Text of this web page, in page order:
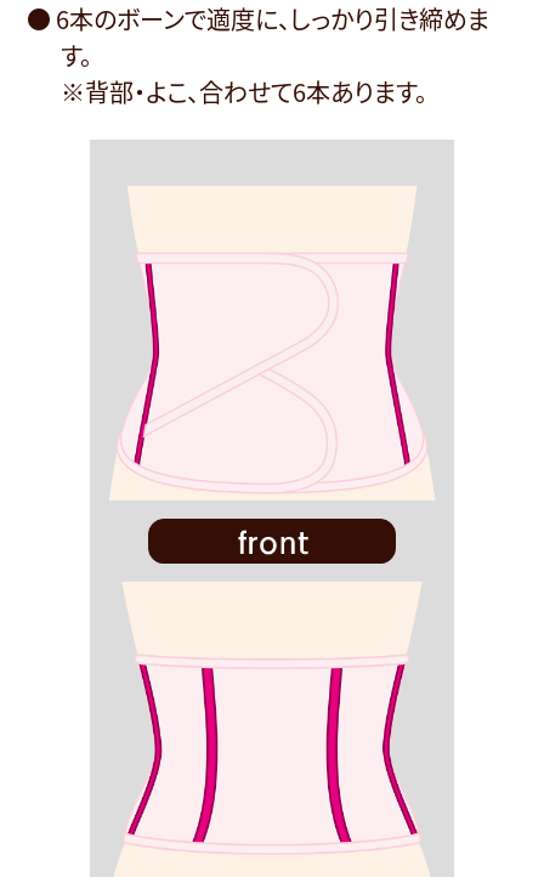
● 6本のボーンで適度に、しっかり引き締めま
す。
※背部・よこ、合わせて6本あります。